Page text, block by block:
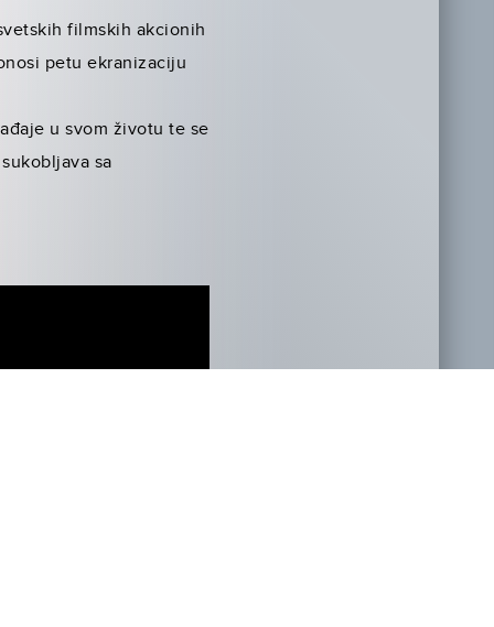
filmskih akcionih
petu ekranizaciju
u svom životu te se
sa